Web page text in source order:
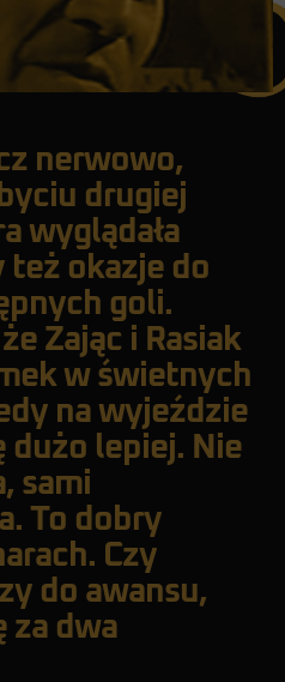
nerwowo,
drugiej
wyglądała
też okazje do
goli.
Zając i Rasiak
w świetnych
na wyjeździe
dużo lepiej. Nie
sami
To dobry
Czy
do awansu,
za dwa